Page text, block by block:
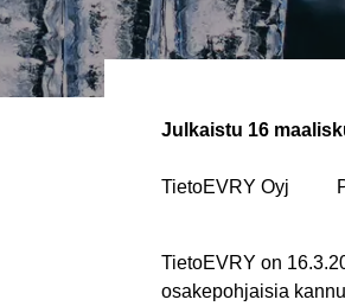
Julkaistu 16
TietoEVRY Oyj
TietoEVRY on
osakepohjaisia